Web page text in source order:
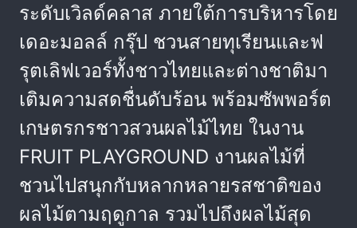
ระดับเวิลด์คลาส ภายใต้การบริหารโดย
เดอะมอลล์ กรุ๊ป ชวนสายทุเรียนและฟ
รุตเลิฟเวอร์ทั้งชาวไทยและต่างชาติมา
เติมความสดชื่นดับร้อน พร้อมซัพพอร์ต
เกษตรกรชาวสวนผลไม้ไทย ในงาน
FRUIT PLAYGROUND งานผลไม้ที่
ชวนไปสนุกกับหลากหลายรสชาติของ
ผลไม้ตามฤดูกาล รวมไปถึงผลไม้สุด